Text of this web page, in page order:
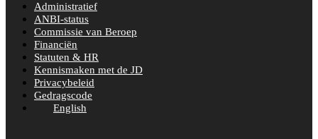
Administratief
ANBI-status
Commissie van Beroep
Financiën
Statuten & HR
Kennismaken met de JD
Privacybeleid
Gedragscode
English